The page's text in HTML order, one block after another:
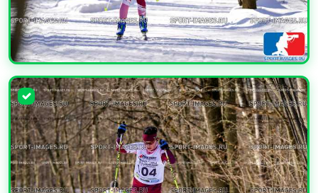
УВЕЛИЧИТЬ